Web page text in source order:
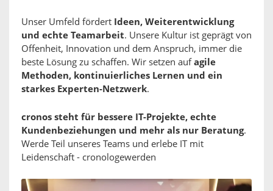
Unser Umfeld fördert Ideen, Weiterentwicklung
und echte Teamarbeit. Unsere Kultur ist geprägt von
Offenheit, Innovation und dem Anspruch, immer die
beste Lösung zu schaffen. Wir setzen aufagile
Methoden, kontinuierliches Lernen und ein
starkes Experten-Netzwerk.
cronos steht für bessere IT-Projekte, echte
Kundenbeziehungen und mehr als nur Beratung.
Werde Teil unseres Teams und erlebe IT mit
Leidenschaft - cronologewerden